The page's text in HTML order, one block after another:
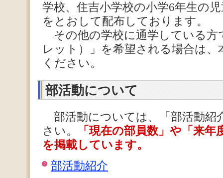
学校、住吉小学校の小学6年生の
をとおして配布しております。
その他の学校に通学している方
レット）」を希望される場合は
ください。
部活動について
部活動については、「部活動紹
さい。
「現在の部員数」や「来
を掲載しています。
部活動紹介